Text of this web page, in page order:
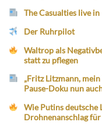
The Casualties live
Der Ruhrpilot
Waltrop als
statt zu pflegen
„Fritz Litzmann,
Pause-Doku nun
Wie Putins deutsche
Drohnenanschlag